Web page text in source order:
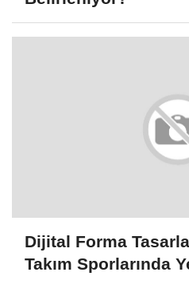
Dijital Forma
Takım Sporlarında